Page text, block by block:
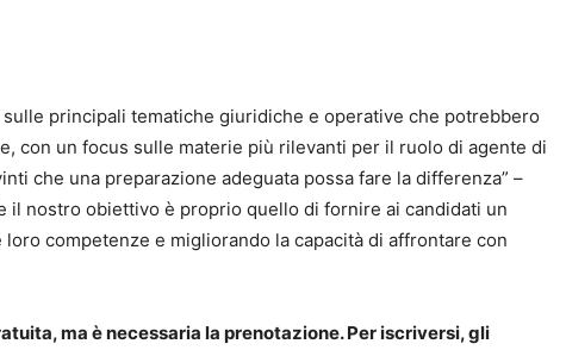
principali tematiche giuridiche e operative che potrebbero
con un focus sulle materie più rilevanti per il ruolo di agente di
che una preparazione adeguata possa fare la differenza” –
il nostro obiettivo è proprio quello di fornire ai candidati un
competenze e migliorando la capacità di affrontare con
ma è necessaria la prenotazione. Per iscriversi, gli